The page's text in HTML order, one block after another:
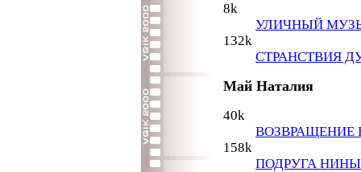
8k
УЛИЧНЫЙ
132k
СТРАНСТВИЯ
Май Наталия
40k
ВОЗВРАЩЕНИЕ
158k
ПОДРУГА